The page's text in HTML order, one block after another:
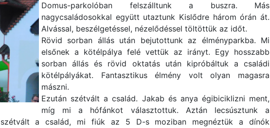
Domus-parkolóban felszálltunk a buszra. Más
nagycsaládosokkal együtt utaztunk Kislődre három órán át.
Alvással, beszélgetéssel, nézelődéssel töltöttük az időt.
Rövid sorban állás után bejutottunk az élményparkba. Mi
elsőnek a kötélpálya felé vettük az irányt. Egy hosszabb
sorban állás és rövid oktatás után kipróbáltuk a családi
kötélpályákat. Fantasztikus élmény volt olyan magasra
mászni.
Ezután szétvált a család. Jakab és anya égibiciklizni ment,
míg mi a hófánkot választottuk. Aztán lecsúsztunk a
szétvált a család, mi fiúk az 5 D-s moziban megnéztük a dínók